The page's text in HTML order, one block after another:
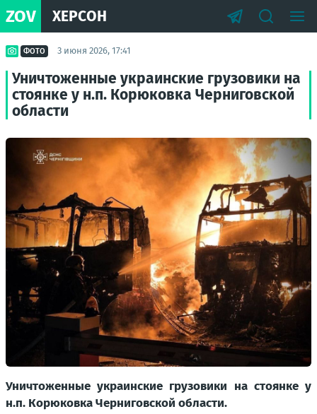
ZOV ХЕРСОН
ФОТО 3 июня 2026, 17:41
Уничтоженные украинские грузовики на
стоянке у н.п. Корюковка Черниговской
области
Уничтоженные украинские грузовики на стоянке у
н.п. Корюковка Черниговской области.